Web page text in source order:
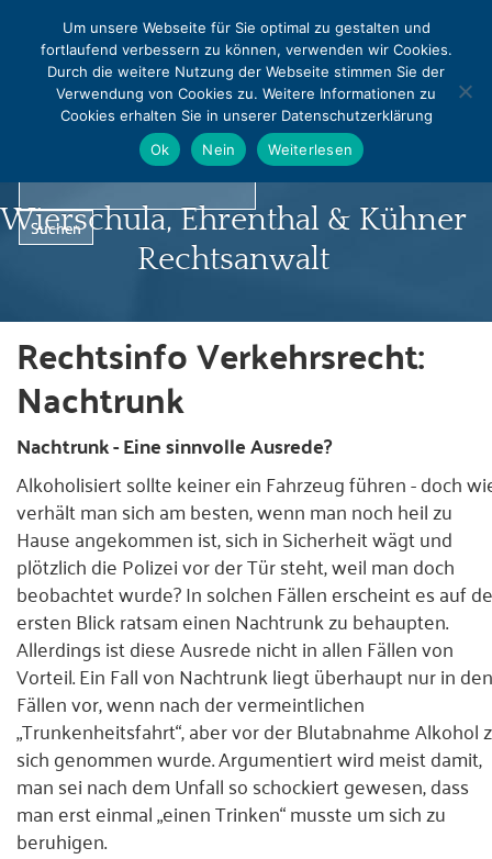
0331 - 240542 0331 - 240544
info@rapralat-potsdam.de
Norbert Pralat
Wierschula, Ehrenthal & Kühner
Rechtsanwalt
Startseite
Profil
Infocenter
Presse
Kontakt
Rechtsinfo Verkehrsrecht:
Nachtrunk
Nachtrunk - Eine sinnvolle Ausrede?
Alkoholisiert sollte keiner ein Fahrzeug führen - doch
verhält man sich am besten, wenn man noch heil zu
Hause angekommen ist, sich in Sicherheit wägt und
plötzlich die Polizei vor der Tür steht, weil man doch
beobachtet wurde? In solchen Fällen erscheint es auf
ersten Blick ratsam einen Nachtrunk zu behaupten.
Allerdings ist diese Ausrede nicht in allen Fällen von
Vorteil. Ein Fall von Nachtrunk liegt überhaupt nur in den
Fällen vor, wenn nach der vermeintlichen
„Trunkenheitsfahrt“, aber vor der Blutabnahme Alkohol
sich genommen wurde. Argumentiert wird meist damit,
man sei nach dem Unfall so schockiert gewesen, dass
man erst einmal „einen Trinken“ musste um sich zu
beruhigen.
MENU
Um unsere Webseite für Sie optimal zu gestalten und
fortlaufend verbessern zu können, verwenden wir Cookies.
Durch die weitere Nutzung der Webseite stimmen Sie der
Verwendung von Cookies zu. Weitere Informationen zu
Cookies erhalten Sie in unserer Datenschutzerklärung
Ok
Nein Weiterlesen